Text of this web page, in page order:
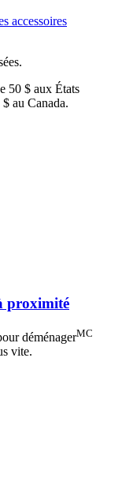
accessoires
50 $ aux États
au Canada.
proximité
déménagerMC
vite.